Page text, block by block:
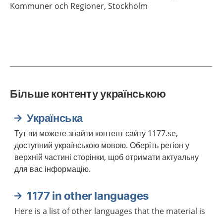
Kommuner och Regioner, Stockholm
Більше контенту українською
Українська
Тут ви можете знайти контент сайту 1177.se,
доступний українською мовою. Оберіть регіон у
верхній частині сторінки, щоб отримати актуальну
для вас інформацію.
1177 in other languages
Here is a list of other languages that the material is